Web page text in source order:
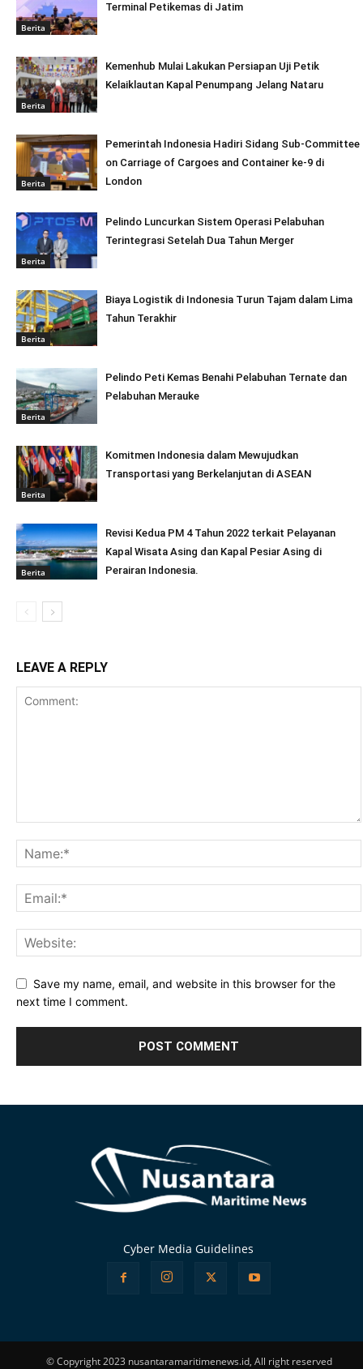
Berita
Terminal Petikemas di Jatim
Berita
Kemenhub Mulai Lakukan Persiapan Uji Petik
Kelaiklautan Kapal Penumpang Jelang Nataru
Berita
Pemerintah Indonesia Hadiri Sidang Sub-Committee
on Carriage of Cargoes and Container ke-9 di
London
Berita
Pelindo Luncurkan Sistem Operasi Pelabuhan
Terintegrasi Setelah Dua Tahun Merger
Berita
Biaya Logistik di Indonesia Turun Tajam dalam Lima
Tahun Terakhir
Berita
Pelindo Peti Kemas Benahi Pelabuhan Ternate dan
Pelabuhan Merauke
Berita
Komitmen Indonesia dalam Mewujudkan
Transportasi yang Berkelanjutan di ASEAN
Berita
Revisi Kedua PM 4 Tahun 2022 terkait Pelayanan
Kapal Wisata Asing dan Kapal Pesiar Asing di
Perairan Indonesia.
LEAVE A REPLY
Save my name, email, and website in this browser for the
next time I comment.
Cyber Media Guidelines
© Copyright 2023 nusantaramaritimenews.id, All right reserved